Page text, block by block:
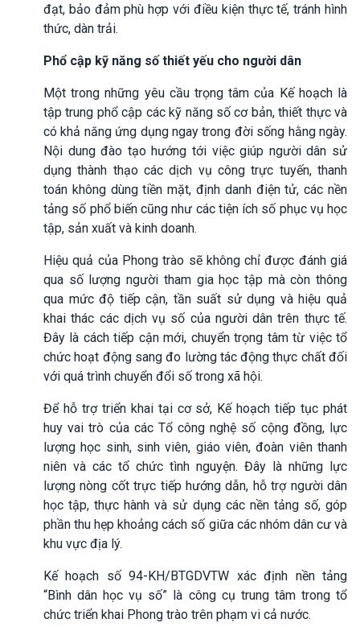
đạt, bảo đảm phù hợp với điều kiện thực tế, tránh hình
thức, dàn trải.
Phổ cập kỹ năng số thiết yếu cho người dân
Một trong những yêu cầu trọng tâm của Kế hoạch là
tập trung phổ cập các kỹ năng số cơ bản, thiết thực và
có khả năng ứng dụng ngay trong đời sống hằng ngày.
Nội dung đào tạo hướng tới việc giúp người dân sử
dụng thành thạo các dịch vụ công trực tuyến, thanh
toán không dùng tiền mặt, định danh điện tử, các nền
tảng số phổ biến cũng như các tiện ích số phục vụ học
tập, sản xuất và kinh doanh.
Hiệu quả của Phong trào sẽ không chỉ được đánh giá
qua số lượng người tham gia học tập mà còn thông
qua mức độ tiếp cận, tần suất sử dụng và hiệu quả
khai thác các dịch vụ số của người dân trên thực tế.
Đây là cách tiếp cận mới, chuyển trọng tâm từ việc tổ
chức hoạt động sang đo lường tác động thực chất đối
với quá trình chuyển đổi số trong xã hội.
Để hỗ trợ triển khai tại cơ sở, Kế hoạch tiếp tục phát
huy vai trò của các Tổ công nghệ số cộng đồng, lực
lượng học sinh, sinh viên, giáo viên, đoàn viên thanh
niên và các tổ chức tình nguyện. Đây là những lực
lượng nòng cốt trực tiếp hướng dẫn, hỗ trợ người dân
học tập, thực hành và sử dụng các nền tảng số, góp
phần thu hẹp khoảng cách số giữa các nhóm dân cư và
khu vực địa lý.
Kế hoạch số 94-KH/BTGDVTW xác định nền tảng
“Bình dân học vụ số” là công cụ trung tâm trong tổ
chức triển khai Phong trào trên phạm vi cả nước.